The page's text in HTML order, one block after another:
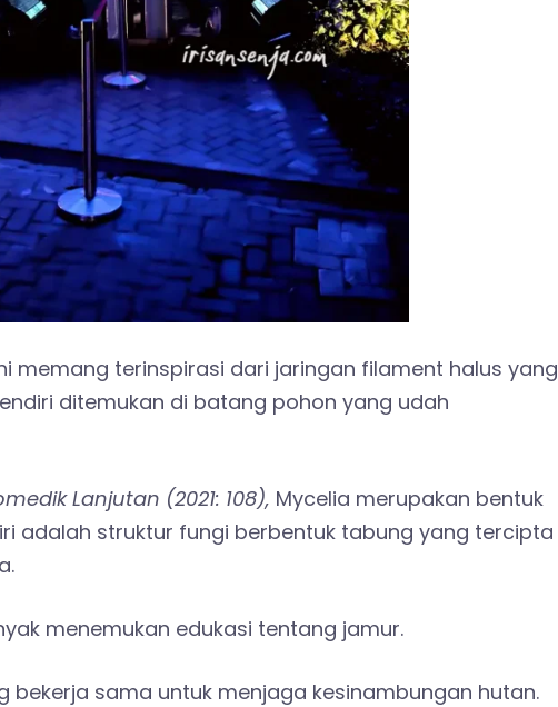
memang terinspirasi dari jaringan filament halus yang
ditemukan di batang pohon yang udah
Lanjutan (2021: 108), Mycelia merupakan bentuk
adalah struktur fungi berbentuk tabung yang tercipta
menemukan edukasi tentang jamur.
bekerja sama untuk menjaga kesinambungan hutan.